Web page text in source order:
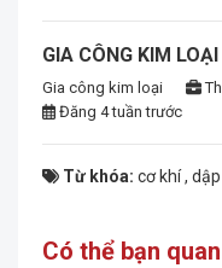
GIA CÔNG KIM
Gia công kim loại
Đăng 4 tuần trước
Từ khóa: cơ khí,
Có thể bạn